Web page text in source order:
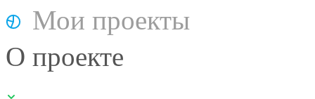
Мои проекты
О проекте